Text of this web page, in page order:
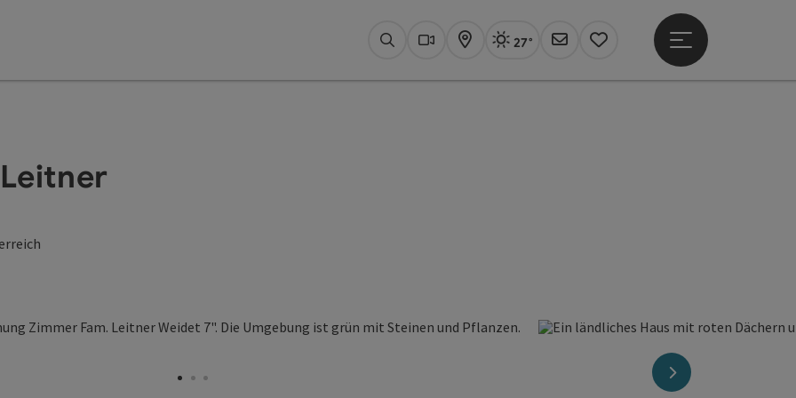
SuchenWebcams
KarteAktuelles Wetter Linz, sonnig
27°
Newsletter
Merkzettel
Hauptmenü öffnen
nächstes Element